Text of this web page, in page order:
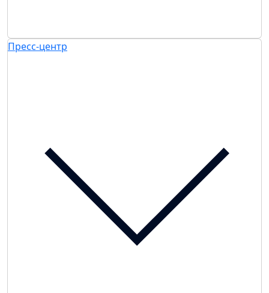
Пресс-центр